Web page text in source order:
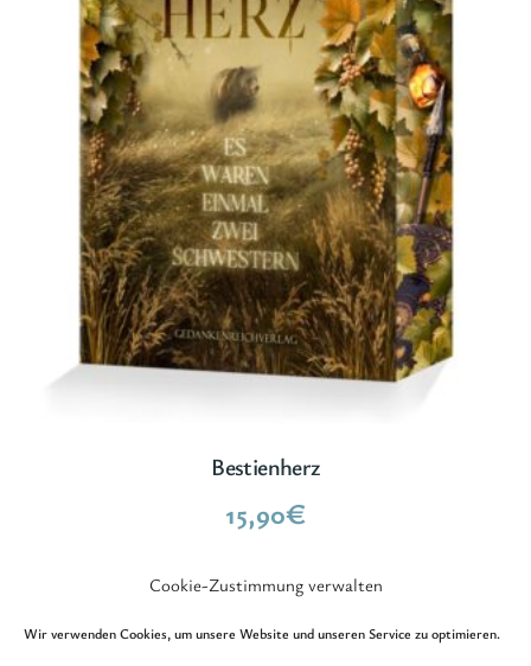
Cookie-Zustimmung verwalten
Wir verwenden Cookies, um unsere Website und unseren Service zu optimieren.
Bestienherz
15,90€